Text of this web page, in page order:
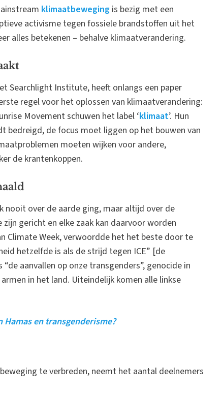
klimaatbeweging is bezig met een
activisme tegen fossiele brandstoffen uit het
alles betekenen – behalve klimaatverandering.
Searchlight Institute, heeft onlangs een paper
regel voor het oplossen van klimaatverandering:
Movement schuwen het label ‘klimaat’. Hun
bedreigd, de focus moet liggen op het bouwen van
moeten wijken voor andere,
de krantenkoppen.
nooit over de aarde ging, maar altijd over de
gericht en elke zaak kan daarvoor worden
Climate Week, verwoordde het het beste door te
hetzelfde is als de strijd tegen ICE” [de
aanvallen op onze transgenders”, genocide in
in het land. Uiteindelijk komen alle linkse
en transgenderisme?
te verbreden, neemt het aantal deelnemers